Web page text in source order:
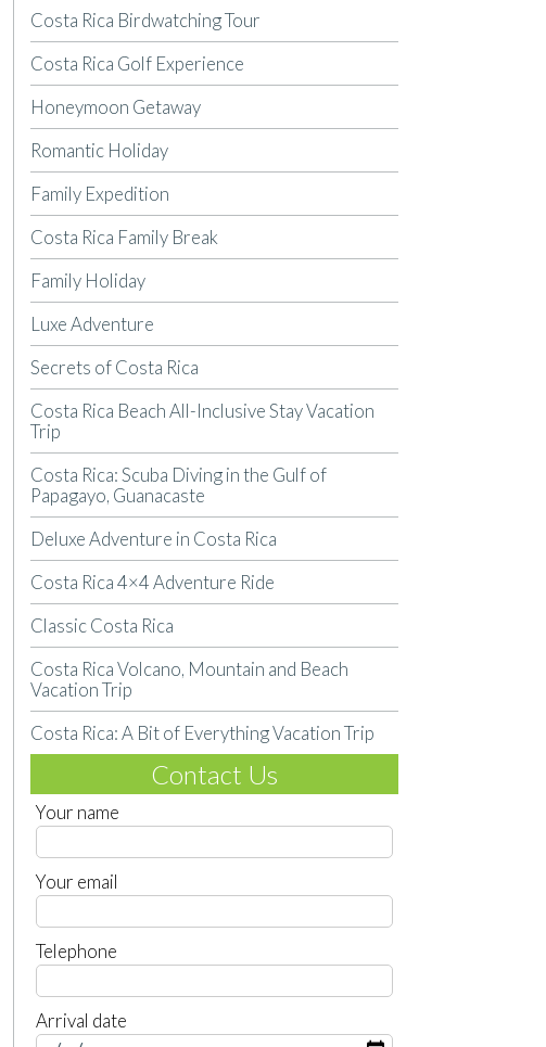
Costa Rica Birdwatching Tour
Costa Rica Golf Experience
Honeymoon Getaway
Romantic Holiday
Family Expedition
Costa Rica Family Break
Family Holiday
Luxe Adventure
Secrets of Costa Rica
Costa Rica Beach All-Inclusive Stay Vacation
Trip
Costa Rica: Scuba Diving in the Gulf of
Papagayo, Guanacaste
Deluxe Adventure in Costa Rica
Costa Rica 4×4 Adventure Ride
Classic Costa Rica
Costa Rica Volcano, Mountain and Beach
Vacation Trip
Costa Rica: A Bit of Everything Vacation Trip
Contact Us
Your name
Your email
Telephone
Arrival date